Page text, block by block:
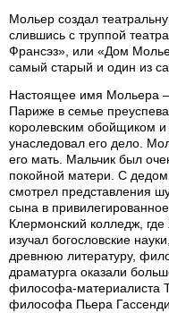
Мольер создал
слившись с труппой
Франсэз», или «Дом
самый старый и один из
Настоящее имя Мольера
Париже в семье
королевским обойщиком
унаследовал его дело.
его мать. Мальчик был
покойной матери. С
смотрел представления
сына в
Клермонский колледж,
изучал богословские
древнюю литературу,
драматурга оказали
философа-материалиста
философа Пьера Гассенди.